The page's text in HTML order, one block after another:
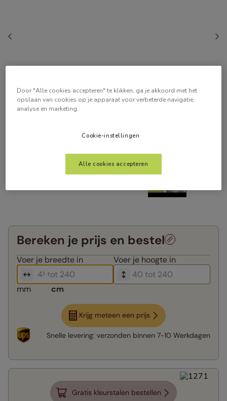
Bereken je prijs en bestel
Voer je breedte in Voer je hoogte in
mm cm
Krijg meteen een prijs
Snelle levering: verzonden binnen 7-10 Werkdagen
Gratis kleurstalen bestellen
Door "Alle cookies accepteren" te klikken, ga je akkoord met het
opslaan van cookies op je apparaat voor verbeterde navigatie,
analyse en marketing.
Cookie-instellingen
Alle cookies accepteren